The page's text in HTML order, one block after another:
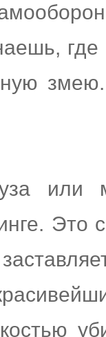
или